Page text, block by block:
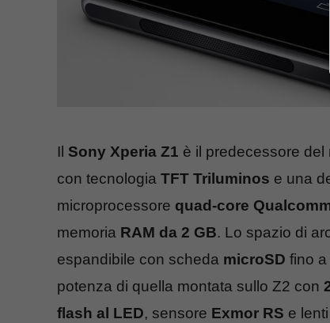
Il Sony Xperia Z1 è il predecessore
con tecnologia TFT Triluminos e una
microprocessore quad-core
memoria RAM da 2 GB. Lo spazio di
espandibile con scheda microSD fino a
potenza di quella montata sullo Z2 con
flash al LED, sensore Exmor RS e